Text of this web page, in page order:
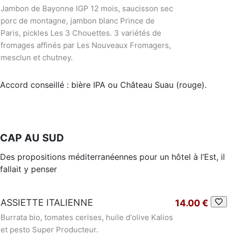
Jambon de Bayonne IGP 12 mois, saucisson sec
porc de montagne, jambon blanc Prince de
Paris, pickles Les 3 Chouettes. 3 variétés de
fromages affinés par Les Nouveaux Fromagers,
mesclun et chutney.
Accord conseillé : bière IPA ou Château Suau (rouge).
CAP AU SUD
Des propositions méditerranéennes pour un hôtel à l’Est, il
fallait y penser
ASSIETTE ITALIENNE
Burrata bio, tomates cerises, huile d'olive Kalios
et pesto Super Producteur.
14.00 €